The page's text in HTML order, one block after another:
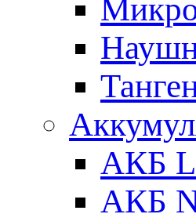
АКБ
АКБ